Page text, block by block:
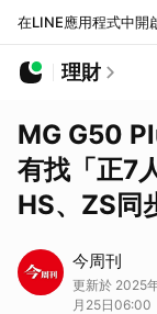
在LINE應用程式中開
理財
MG G50
有找「正7
HS、ZS同
今周刊
更新於 2025
月25日06:00